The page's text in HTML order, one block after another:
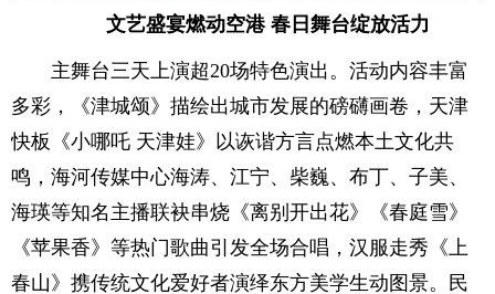
文艺盛宴燃动空港 春日舞台绽放活力
主舞台三天上演超20场特色演出。活动内容丰富
多彩，《津城颂》描绘出城市发展的磅礴画卷，天津
快板《小哪吒 天津娃》以诙谐方言点燃本土文化共
鸣，海河传媒中心海涛、江宁、柴巍、布丁、子美、
海瑛等知名主播联袂串烧《离别开出花》《春庭雪》
《苹果香》等热门歌曲引发全场合唱，汉服走秀《上
春山》携传统文化爱好者演绎东方美学生动图景。民